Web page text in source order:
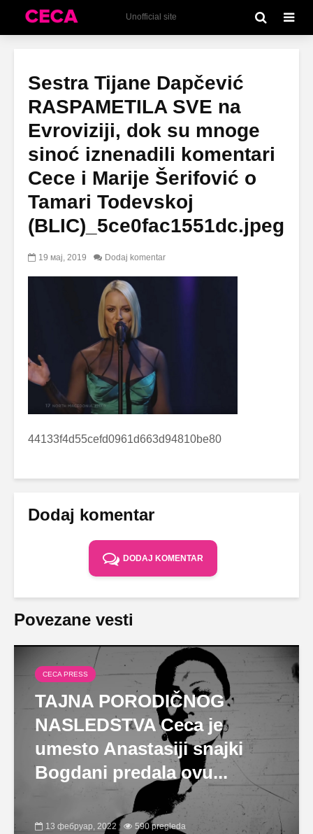
Unofficial site
Sestra Tijane Dapčević
RASPAMETILA SVE na
Evroviziji, dok su mnoge
sinoć iznenadili komentari
Cece i Marije Šerifović o
Tamari Todevskoj
(BLIC)_5ce0fac1551dc.jpeg
19 мај, 2019 Dodaj komentar
44133f4d55cefd0961d663d94810be80
Dodaj komentar
DODAJ KOMENTAR
Povezane vesti
CECA PRESS
TAJNA PORODIČNOG
NASLEDSTVA Ceca je
umesto Anastasiji snajki
Bogdani predala ovu...
13 фебруар, 2022 590 pregleda